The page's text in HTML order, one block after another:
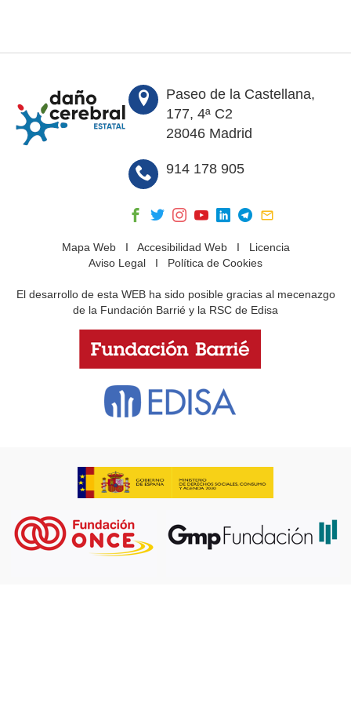
Paseo de la Castellana,
177, 4ª C2
28046 Madrid
914 178 905
Mapa WebI Accesibilidad WebI Licencia
Aviso Legal I Política de Cookies
El desarrollo de esta WEB ha sido posible gracias al mecenazgo
de la Fundación Barrié y la RSC de Edisa